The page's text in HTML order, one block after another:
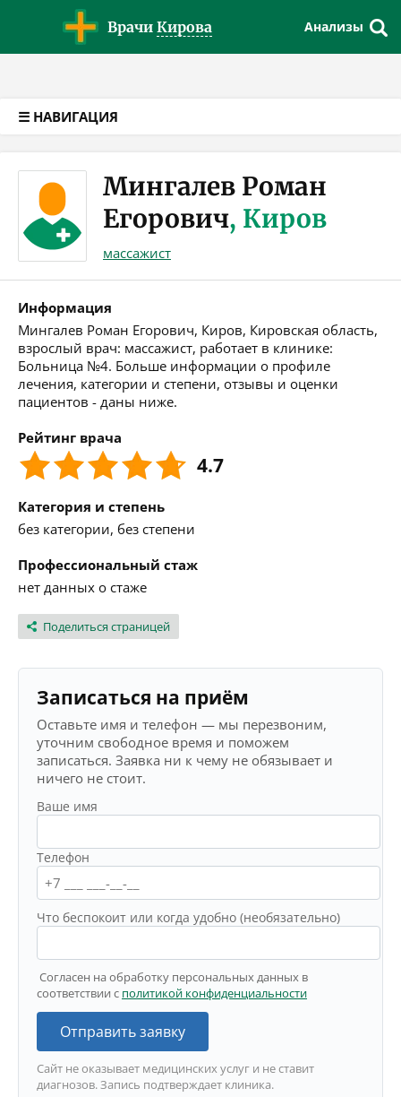
Врачи Кирова Анализы
☰ НАВИГАЦИЯ
Мингалев Роман
Егорович, Киров
массажист
Информация
Мингалев Роман Егорович, Киров, Кировская область,
взрослый врач: массажист, работает в клинике:
Больница №4. Больше информации о профиле
лечения, категории и степени, отзывы и оценки
пациентов - даны ниже.
Рейтинг врача
4.7
Категория и степень
без категории, без степени
Профессиональный стаж
нет данных о стаже
Поделиться страницей
Записаться на приём
Оставьте имя и телефон — мы перезвоним,
уточним свободное время и поможем
записаться. Заявка ни к чему не обязывает и
ничего не стоит.
Ваше имя
Телефон
Что беспокоит или когда удобно (необязательно)
Согласен на обработку персональных данных в
соответствии с политикой конфиденциальности
Отправить заявку
Сайт не оказывает медицинских услуг и не ставит
диагнозов. Запись подтверждает клиника.